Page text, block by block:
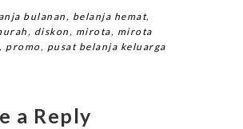
bulanan, belanja hemat,
, diskon, mirota, mirota
, promo, pusat belanja keluarga
a Reply